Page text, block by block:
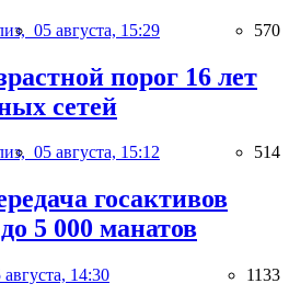
05 августа, 15:29 570
порог 16 лет
сетей
05 августа, 15:12 514
госактивов
5 000 манатов
августа, 14:30 1133